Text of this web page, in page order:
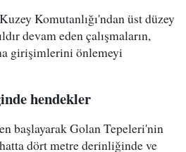
Komutanlığı'ndan üst düzey
devam eden çalışmaların,
girişimlerini önlemeyi
hendekler
başlayarak Golan Tepeleri'nin
dört metre derinliğinde ve